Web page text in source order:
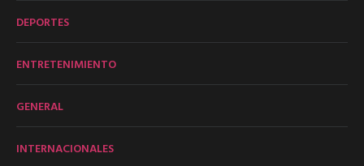
DEPORTES
ENTRETENIMIENTO
GENERAL
INTERNACIONALES